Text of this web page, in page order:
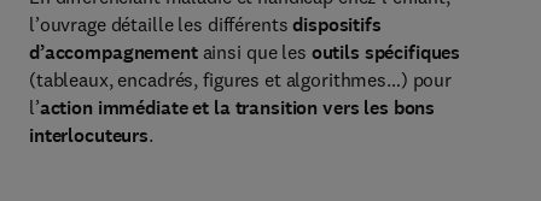
l’ouvrage détaille les différentsdispositifs
d’accompagnement ainsi que les outils spécifiques
(tableaux, encadrés, figures et algorithmes…) pour
l’action immédiate et la transition vers les bons
interlocuteurs.